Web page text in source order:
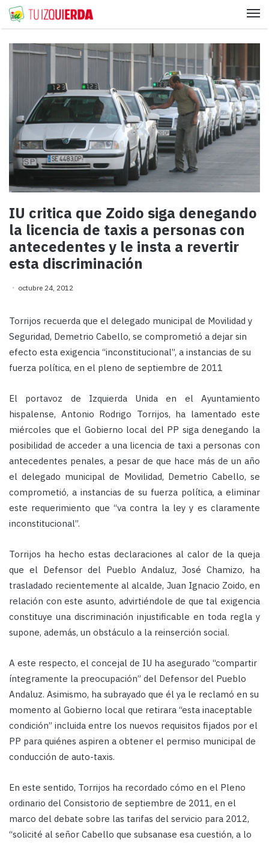
IU critica que Zoido siga denegando
la licencia de taxis a personas con
antecedentes y le insta a revertir
esta discriminación
octubre 24, 2012
Torrijos recuerda que el delegado municipal de Movilidad y
Seguridad, Demetrio Cabello, se comprometió a dejar sin
efecto esta exigencia “inconstitucional”, a instancias de su
fuerza política, en el pleno de septiembre de 2011
El portavoz de Izquierda Unida en el Ayuntamiento
hispalense, Antonio Rodrigo Torrijos, ha lamentado este
miércoles que el Gobierno local del PP siga denegando la
posibilidad de acceder a una licencia de taxi a personas con
antecedentes penales, a pesar de que hace más de un año
el delegado municipal de Movilidad, Demetrio Cabello, se
comprometió, a instancias de su fuerza política, a eliminar
este requerimiento que “va contra la ley y es claramente
inconstitucional”.
Torrijos ha hecho estas declaraciones al calor de la queja
que el Defensor del Pueblo Andaluz, José Chamizo, ha
trasladado recientemente al alcalde, Juan Ignacio Zoido, en
relación con este asunto, advirtiéndole de que tal exigencia
constituye una discriminación injustificable en toda regla y
supone, además, un obstáculo a la reinserción social.
A este respecto, el concejal de IU ha asegurado “compartir
íntegramente la preocupación” del Defensor del Pueblo
Andaluz. Asimismo, ha subrayado que él ya le reclamó en su
momento al Gobierno local que retirara “esta inaceptable
condición” incluida entre los nuevos requisitos fijados por el
PP para quiénes aspiren a obtener el permiso municipal de
conducción de auto-taxis.
En este sentido, Torrijos ha recordado cómo en el Pleno
ordinario del Consistorio de septiembre de 2011, en el
marco del debate sobre las tarifas del servicio para 2012,
“solicité al señor Cabello que subsanase esa cuestión, a lo